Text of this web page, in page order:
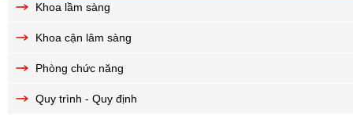
Khoa lầm sàng
Khoa cận lâm sàng
Phòng chức năng
Quy trình - Quy định